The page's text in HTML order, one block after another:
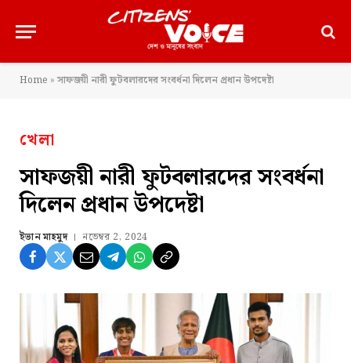
Home » সাফজয়ী নারী ফুটবলারদের সংবর্ধনা দিলেন প্রধান উপদেষ্টা
খেলা
সাফজয়ী নারী ফুটবলারদের সংবর্ধনা
দিলেন প্রধান উপদেষ্টা
ইভান মাহমুদ নভেম্বর 2, 2024